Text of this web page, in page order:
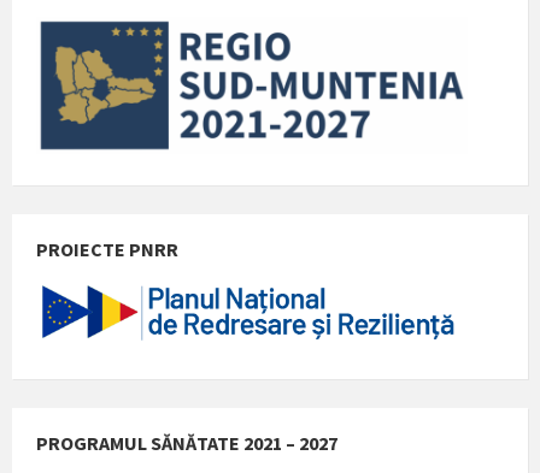
PROIECTE PNRR
PROGRAMUL SĂNĂTATE 2021 – 2027